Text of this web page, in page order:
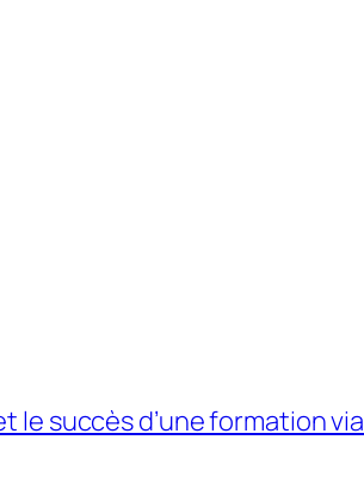
le succès d’une formation